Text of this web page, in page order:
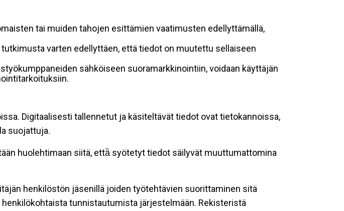
tai muiden tahojen esittämien vaatimusten edellyttämällä,
varten edellyttäen, että tiedot on muutettu sellaiseen
sähköiseen suoramarkkinointiin, voidaan käyttäjän
Digitaalisesti tallennetut ja käsiteltävät tiedot ovat tietokannoissa,
suojattuja.
huolehtimaan siitä, että̈ syötetyt tiedot säilyvät muuttumattomina
henkilöstön jäsenillä joiden työtehtävien suorittaminen sitä
tunnistautumista järjestelmään. Rekisteristä